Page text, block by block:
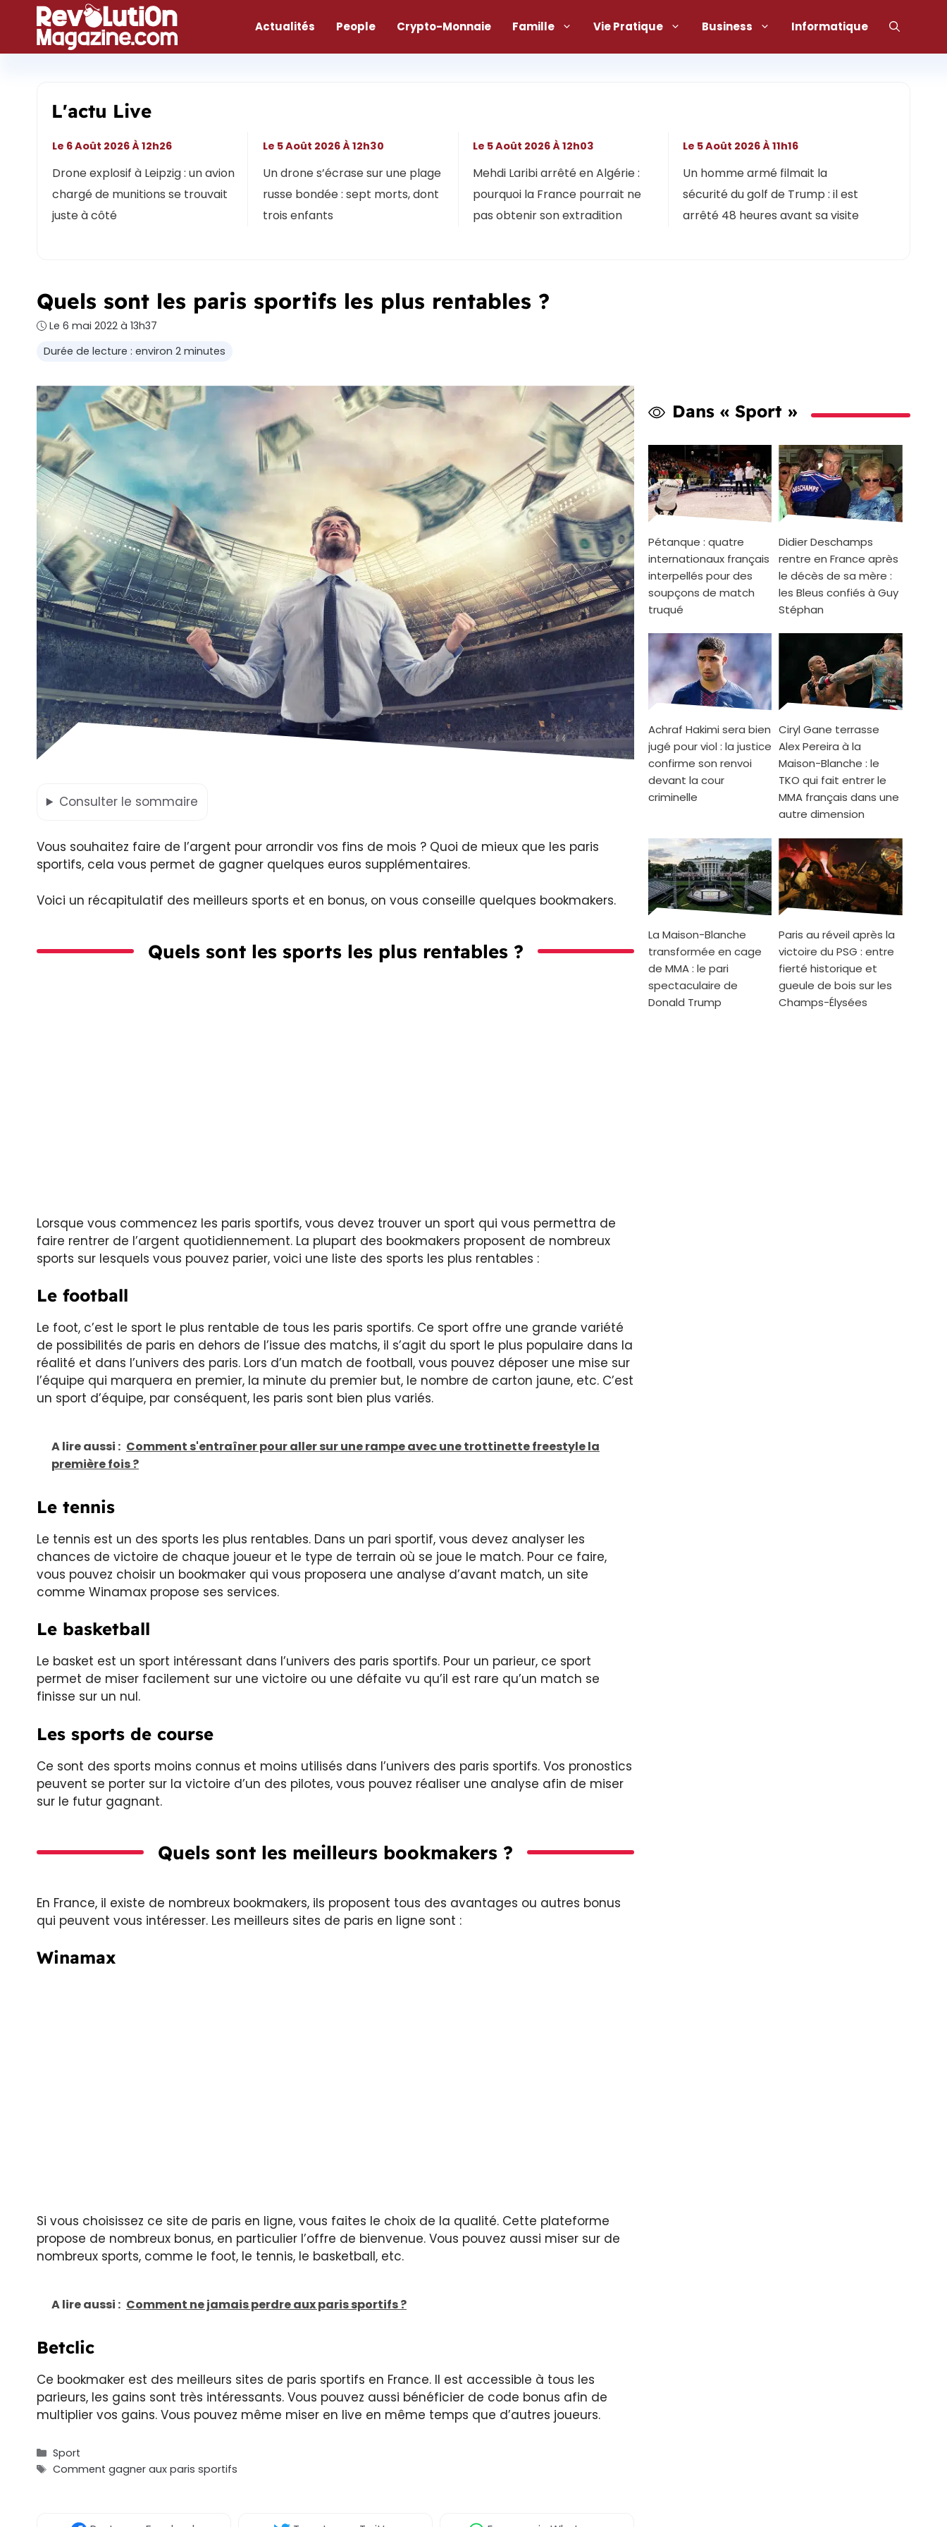
contenu
Actualités People Crypto-Monnaie Famille Vie Pratique Business Informatique
L'actu Live
Drone explosif à Leipzig : un avion
chargé de munitions se trouvait
juste à côté
Le 6 Août 2026 À 12h26
Un drone s’écrase sur une plage
russe bondée : sept morts, dont
trois enfants
Le 5 Août 2026 À 12h30
Mehdi Laribi arrêté en Algérie :
pourquoi la France pourrait ne
pas obtenir son extradition
Le 5 Août 2026 À 12h03
Un homme armé filmait la
sécurité du golf de Trump : il est
arrêté 48 heures avant sa visite
Le 5 Août 2026 À 11h16
Quels sont les paris sportifs les plus rentables ?
Le 6 mai 2022 à 13h37
Durée de lecture : environ 2 minutes
Consulter le sommaire
Vous souhaitez faire de l’argent pour arrondir vos fins de mois ? Quoi de mieux que les paris
sportifs, cela vous permet de gagner quelques euros supplémentaires.
Voici un récapitulatif des meilleurs sports et en bonus, on vous conseille quelques bookmakers.
Quels sont les sports les plus rentables ?
Lorsque vous commencez les paris sportifs, vous devez trouver un sport qui vous permettra de
faire rentrer de l’argent quotidiennement. La plupart des bookmakers proposent de nombreux
sports sur lesquels vous pouvez parier, voici une liste des sports les plus rentables :
Le football
Le foot, c’est le sport le plus rentable de tous les paris sportifs. Ce sport offre une grande variété
de possibilités de paris en dehors de l’issue des matchs, il s’agit du sport le plus populaire dans la
réalité et dans l’univers des paris. Lors d’un match de football, vous pouvez déposer une mise sur
l’équipe qui marquera en premier, la minute du premier but, le nombre de carton jaune, etc. C’est
un sport d’équipe, par conséquent, les paris sont bien plus variés.
A lire aussi : Comment s'entraîner pour aller sur une rampe avec une trottinette freestyle la
première fois ?
Le tennis
Le tennis est un des sports les plus rentables. Dans un pari sportif, vous devez analyser les
chances de victoire de chaque joueur et le type de terrain où se joue le match. Pour ce faire,
vous pouvez choisir un bookmaker qui vous proposera une analyse d’avant match, un site
comme Winamax propose ses services.
Le basketball
Le basket est un sport intéressant dans l’univers des paris sportifs. Pour un parieur, ce sport
permet de miser facilement sur une victoire ou une défaite vu qu’il est rare qu’un match se
finisse sur un nul.
Les sports de course
Ce sont des sports moins connus et moins utilisés dans l’univers des paris sportifs. Vos pronostics
peuvent se porter sur la victoire d’un des pilotes, vous pouvez réaliser une analyse afin de miser
sur le futur gagnant.
Quels sont les meilleurs bookmakers ?
En France, il existe de nombreux bookmakers, ils proposent tous des avantages ou autres bonus
qui peuvent vous intéresser. Les meilleurs sites de paris en ligne sont :
Winamax
Si vous choisissez ce site de paris en ligne, vous faites le choix de la qualité. Cette plateforme
propose de nombreux bonus, en particulier l’offre de bienvenue. Vous pouvez aussi miser sur de
nombreux sports, comme le foot, le tennis, le basketball, etc.
A lire aussi : Comment ne jamais perdre aux paris sportifs ?
Betclic
Ce bookmaker est des meilleurs sites de paris sportifs en France. Il est accessible à tous les
parieurs, les gains sont très intéressants. Vous pouvez aussi bénéficier de code bonus afin de
multiplier vos gains. Vous pouvez même miser en live en même temps que d’autres joueurs.
Catégories
Sport
Étiquettes
Comment gagner aux paris sportifs
Dans « Sport »
Pétanque : quatre
internationaux français
interpellés pour des
soupçons de match
truqué
Didier Deschamps
rentre en France après
le décès de sa mère :
les Bleus confiés à Guy
Stéphan
Achraf Hakimi sera bien
jugé pour viol : la justice
confirme son renvoi
devant la cour
criminelle
Ciryl Gane terrasse
Alex Pereira à la
Maison-Blanche : le
TKO qui fait entrer le
MMA français dans une
autre dimension
La Maison-Blanche
transformée en cage
de MMA : le pari
spectaculaire de
Donald Trump
Paris au réveil après la
victoire du PSG : entre
fierté historique et
gueule de bois sur les
Champs-Élysées